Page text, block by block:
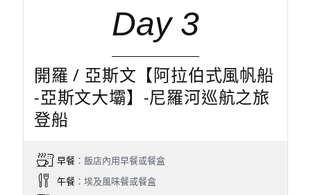
Day 3
開羅 / 亞斯文【阿拉伯式風帆船
-亞斯文大壩】-尼羅河巡航之旅
登船
早餐：飯店內用早餐或餐盒
午餐：埃及風味餐或餐盒